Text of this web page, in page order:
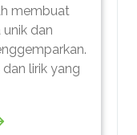
membuat
dan
lirik yang